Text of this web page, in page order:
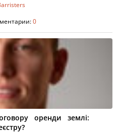
0
оренди землі: